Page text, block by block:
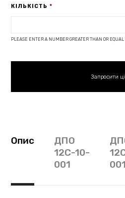
КІЛЬКІСТЬ *
PLEASE ENTER A NUMBER GREATER THAN OR EQUAL
Опис
ДПО
12С-10-
001
001